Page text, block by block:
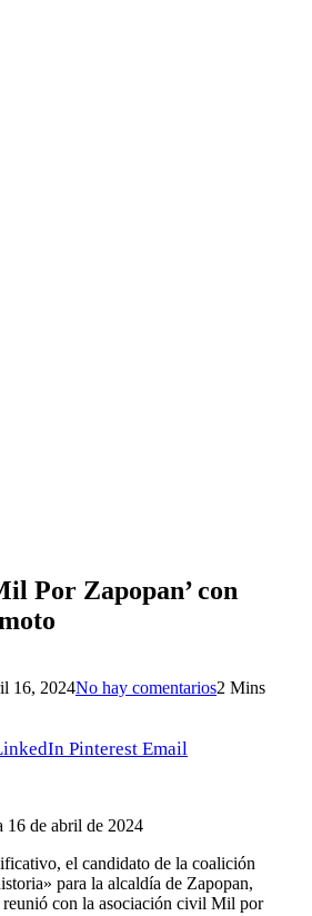
Por Zapopan’ con
16, 2024No hay comentarios2 Mins
Pinterest Email
16 de abril de 2024
el candidato de la coalición
para la alcaldía de Zapopan,
reunió con la asociación civil Mil por